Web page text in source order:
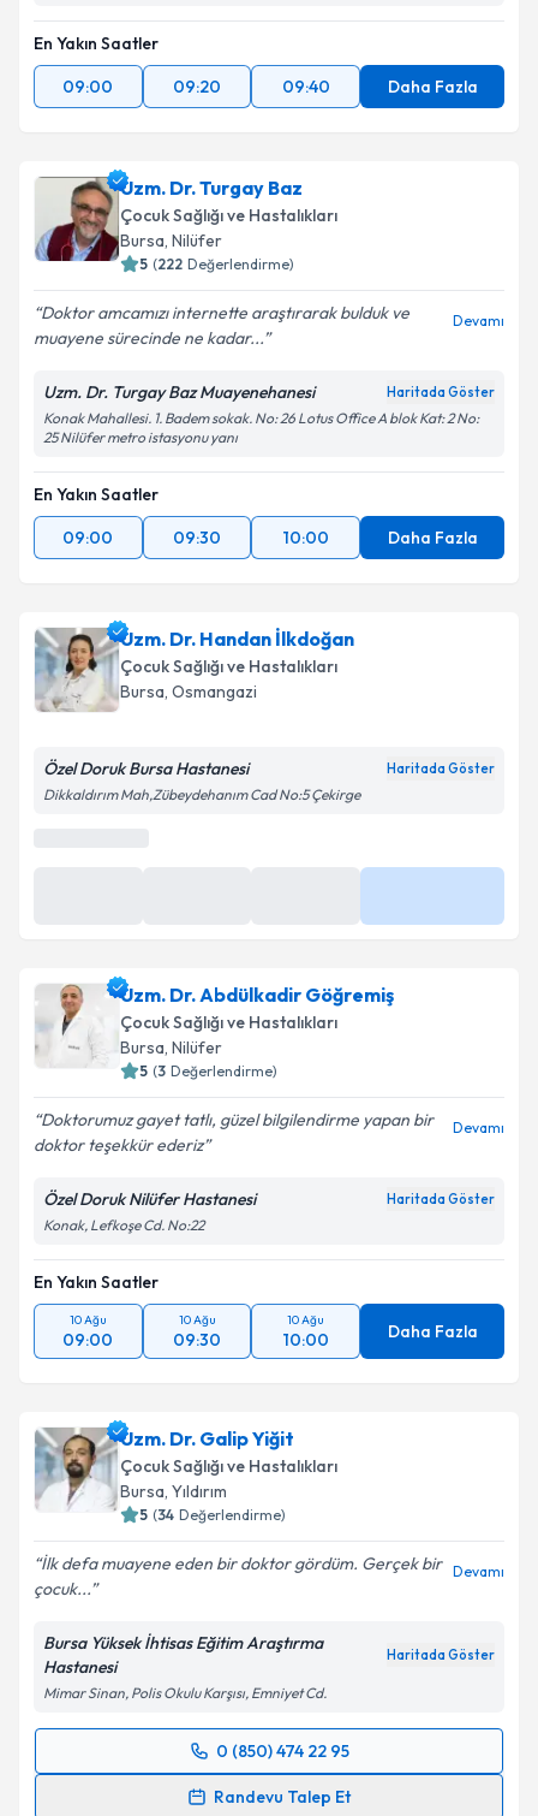
En Yakın Saatler
09:00
09:20 09:40 Daha Fazla
Uzm. Dr. Turgay Baz
Çocuk Sağlığı ve Hastalıkları
Bursa, Nilüfer
5 (222 Değerlendirme)
Doktor amcamızı internette araştırarak bulduk ve
muayene sürecinde ne kadar...
Devamı
Uzm. Dr. Turgay Baz Muayenehanesi Haritada Göster
Konak Mahallesi. 1. Badem sokak. No: 26 Lotus Office A blok Kat: 2 No:
25 Nilüfer metro istasyonu yanı
En Yakın Saatler
09:00
09:30 10:00 Daha Fazla
Uzm. Dr. Handan İlkdoğan
Çocuk Sağlığı ve Hastalıkları
Bursa, Osmangazi
Özel Doruk Bursa Hastanesi Haritada Göster
Dikkaldırım Mah,Zübeydehanım Cad No:5 Çekirge
Uzm. Dr. Abdülkadir Göğremiş
Çocuk Sağlığı ve Hastalıkları
Bursa, Nilüfer
5 (3 Değerlendirme)
Doktorumuz gayet tatlı, güzel bilgilendirme yapan bir
doktor teşekkür ederiz
Devamı
Özel Doruk Nilüfer Hastanesi Haritada Göster
Konak, Lefkoşe Cd. No:22
En Yakın Saatler
10 Ağu
09:00
10 Ağu
09:30
10 Ağu
10:00 Daha Fazla
Uzm. Dr. Galip Yiğit
Çocuk Sağlığı ve Hastalıkları
Bursa, Yıldırım
5 (34 Değerlendirme)
İlk defa muayene eden bir doktor gördüm. Gerçek bir
çocuk...
Devamı
Bursa Yüksek İhtisas Eğitim Araştırma
Hastanesi
Haritada Göster
Mimar Sinan, Polis Okulu Karşısı, Emniyet Cd.
0 (850) 474 22 95
Randevu Talep Et
Randevu Takvimi Talebi